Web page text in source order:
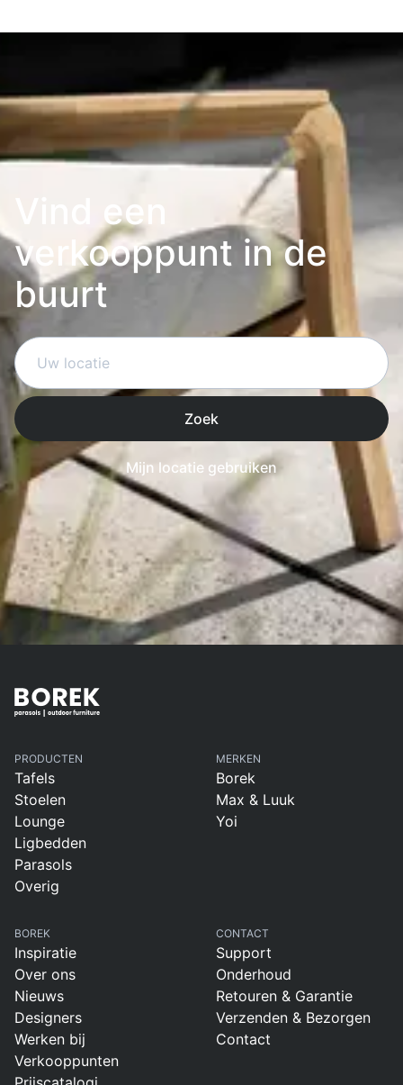
Vind een
verkooppunt in de
buurt
Zoek
Mijn locatie gebruiken
PRODUCTEN
Tafels
Stoelen
Lounge
Ligbedden
Parasols
Overig
MERKEN
Borek
Max & Luuk
Yoi
BOREK
Inspiratie
Over ons
Nieuws
Designers
Werken bij
Verkooppunten
CONTACT
Support
Onderhoud
Retouren & Garantie
Verzenden & Bezorgen
Contact